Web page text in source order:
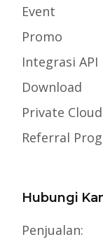
Event
Promo
Integrasi API
Download
Private Cloud
Referral
Hubungi
Penjualan: